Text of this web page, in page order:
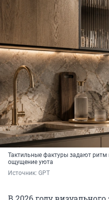
Тактильные фактуры задают ритм
ощущение уюта
Источник: GPT